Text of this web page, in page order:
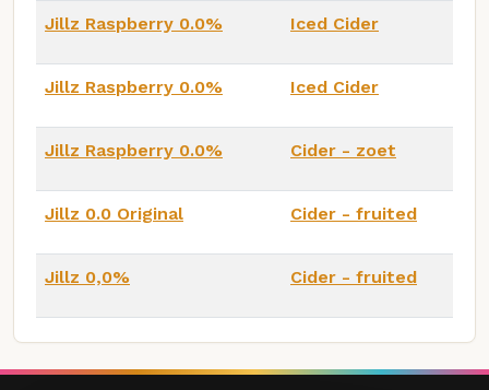
Jillz Raspberry 0.0% Iced Cider
Jillz Raspberry 0.0% Iced Cider
Jillz Raspberry 0.0% Cider - zoet
Jillz 0.0 Original Cider - fruited
Jillz 0,0% Cider - fruited